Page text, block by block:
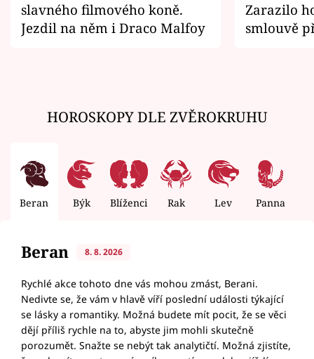
slavného filmového koně.
Jezdil na něm i Draco Malfoy
Zarazilo
smlouvě
HOROSKOPY DLE ZVĚROKRUHU
Beran Býk Blíženci Rak Lev Panna
Beran 8. 8. 2026
Rychlé akce tohoto dne vás mohou zmást, Berani.
Nedivte se, že vám v hlavě víří poslední události týkající
se lásky a romantiky. Možná budete mít pocit, že se věci
dějí příliš rychle na to, abyste jim mohli skutečně
porozumět. Snažte se nebýt tak analytičtí. Možná zjistíte,